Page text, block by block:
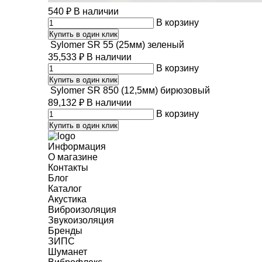
540 ₽ В наличии
В корзину
Купить в один клик
Sylomer SR 55 (25мм) зеленый
35,533 ₽ В наличии
В корзину
Купить в один клик
Sylomer SR 850 (12,5мм) бирюзовый
89,132 ₽ В наличии
В корзину
Купить в один клик
Информация
О магазине
Контакты
Блог
Каталог
Акустика
Виброизоляция
Звукоизоляция
Бренды
ЗИПС
Шуманет